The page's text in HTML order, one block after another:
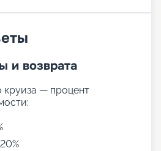
и возврата
круиза — процент